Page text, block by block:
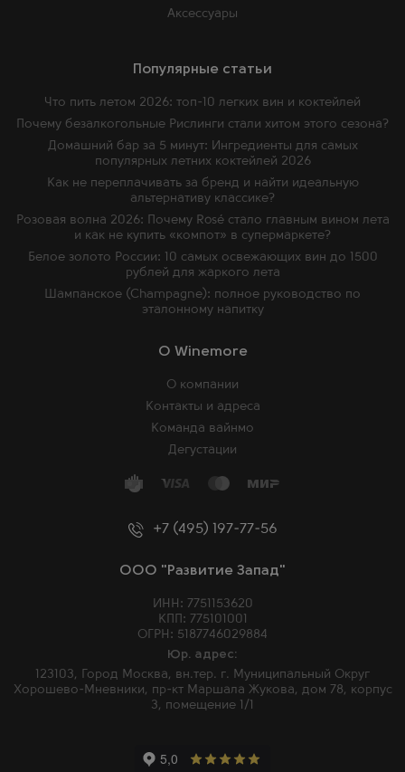
+7 (495) 197-77-56
ООО "Развитие Запад"
ИНН: 7751153620
КПП: 775101001
ОГРН: 5187746029884
Юр. адрес:
123103, Город Москва, вн.тер. г. Муниципальный Округ
Хорошево-Мневники, пр-кт Маршала Жукова, дом 78, корпус
3, помещение 1/1
O Winemore
О компании
Контакты и адреса
Команда вайнмо
Дегустации
Аксессуары
Популярные статьи
Что пить летом 2026: топ-10 легких вин и коктейлей
Почему безалкогольные Рислинги стали хитом этого сезона?
Домашний бар за 5 минут: Ингредиенты для самых
популярных летних коктейлей 2026
Как не переплачивать за бренд и найти идеальную
альтернативу классике?
Розовая волна 2026: Почему Rosé стало главным вином лета
и как не купить «компот» в супермаркете?
Белое золото России: 10 самых освежающих вин до 1500
рублей для жаркого лета
Шампанское (Champagne): полное руководство по
эталонному напитку